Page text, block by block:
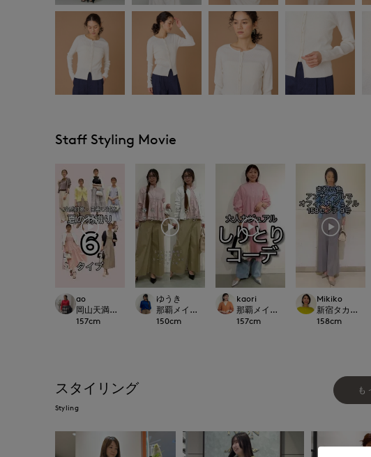
Staff Styling Movie
ao
岡山天満屋SUPERIORCLOSET
157cm
ゆうき
那覇メインプレイスI.T.'S.international
150cm
kaori
那覇メインプレイス
157cm
Mikiko
新宿タカシマ
158cm
スタイリング
Styling
も